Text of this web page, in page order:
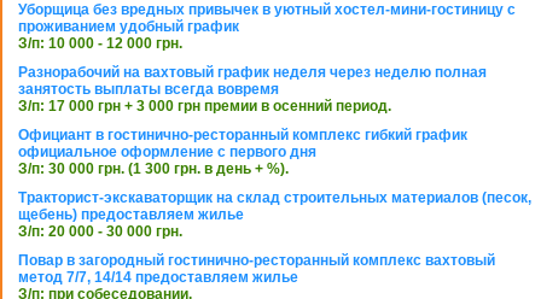
Уборщица без вредных привычек в уютный хостел-мини-гостиницу с
проживанием удобный график
З/п: 10 000 - 12 000 грн.
Разнорабочий на вахтовый график неделя через неделю полная
занятость выплаты всегда вовремя
З/п: 17 000 грн + 3 000 грн премии в осенний период.
Официант в гостинично-ресторанный комплекс гибкий график
официальное оформление с первого дня
З/п: 30 000 грн. (1 300 грн. в день + %).
Тракторист-экскаваторщик на склад строительных материалов (песок,
щебень) предоставляем жилье
З/п: 20 000 - 30 000 грн.
Повар в загородный гостинично-ресторанный комплекс вахтовый
метод 7/7, 14/14 предоставляем жилье
З/п: при собеседовании.